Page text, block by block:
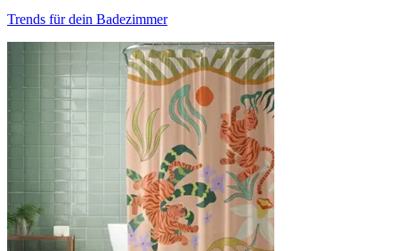
Trends für dein Badezimmer